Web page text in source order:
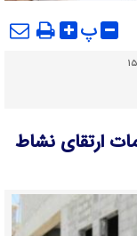
پ
ارتقای نشاط